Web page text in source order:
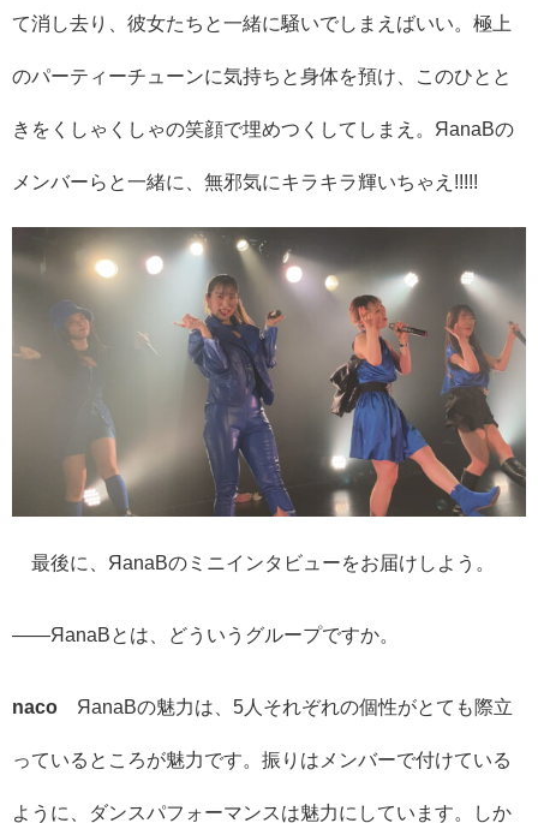
て消し去り、彼女たちと一緒に騒いでしまえばいい。極上
のパーティーチューンに気持ちと身体を預け、このひとと
きをくしゃくしゃの笑顔で埋めつくしてしまえ。ЯanaBの
メンバーらと一緒に、無邪気にキラキラ輝いちゃえ!!!!!
最後に、ЯanaBのミニインタビューをお届けしよう。
――ЯanaBとは、どういうグループですか。
naco ЯanaBの魅力は、5人それぞれの個性がとても際立
っているところが魅力です。振りはメンバーで付けている
ように、ダンスパフォーマンスは魅力にしています。しか